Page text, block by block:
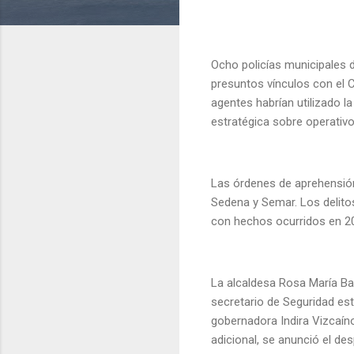
Ocho policías municipales
presuntos vínculos con el
agentes habrían utilizado
estratégica sobre
Las órdenes de
Sedena y Semar. Los
con hechos ocurridos en
La alcaldesa Rosa María
secretario de Seguridad
gobernadora Indira
adicional, se anunció el